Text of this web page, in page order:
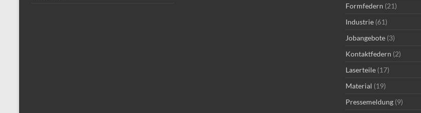
Formfedern (21)
Industrie (61)
Jobangebote (3)
Kontaktfedern (2)
Laserteile (17)
Material (19)
Pressemeldung (9)